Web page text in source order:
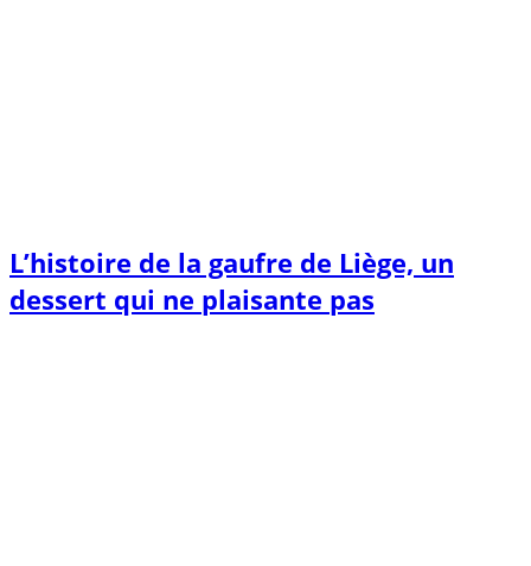
L’histoire de la gaufre de Liège, un
dessert qui ne plaisante pas